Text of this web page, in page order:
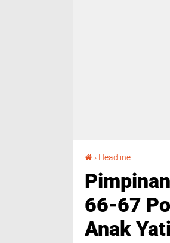
› Headline
66-67
Anak